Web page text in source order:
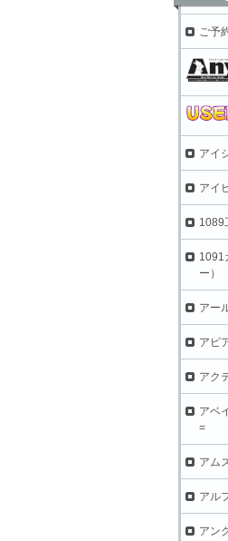
ご予
アイ
アイ
1089
1091
ー）
アー
アピ
アク
アベ
=
アム
アル
アン